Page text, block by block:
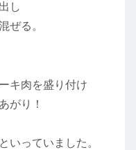
し
ぜる。
キ肉を盛り付け
がり！
いっていました。